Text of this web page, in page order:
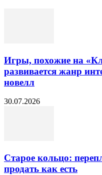
Игры, похожие на
развивается жанр
новелл
30.07.2026
Старое кольцо:
продать как есть